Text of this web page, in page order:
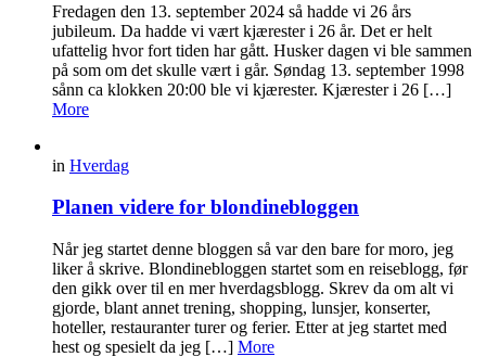
Fredagen den 13. september 2024 så hadde vi 26 års
jubileum. Da hadde vi vært kjærester i 26 år. Det er helt
ufattelig hvor fort tiden har gått. Husker dagen vi ble sammen
på som om det skulle vært i går. Søndag 13. september 1998
sånn ca klokken 20:00 ble vi kjærester. Kjærester i 26 […]
More
in Hverdag
Planen videre for blondinebloggen
Når jeg startet denne bloggen så var den bare for moro, jeg
liker å skrive. Blondinebloggen startet som en reiseblogg, før
den gikk over til en mer hverdagsblogg. Skrev da om alt vi
gjorde, blant annet trening, shopping, lunsjer, konserter,
hoteller, restauranter turer og ferier. Etter at jeg startet med
hest og spesielt da jeg […] More